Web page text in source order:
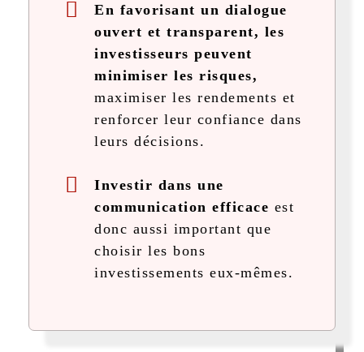
En favorisant un dialogue
ouvert et transparent, les
investisseurs peuvent
minimiser les risques,
maximiser les rendements et
renforcer leur confiance dans
leurs décisions.
Investir dans une
communication efficace est
donc aussi important que
choisir les bons
investissements eux-mêmes.